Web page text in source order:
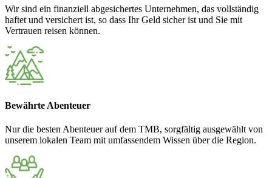
Wir sind ein finanziell abgesichertes Unternehmen, das vollständig
haftet und versichert ist, so dass Ihr Geld sicher ist und Sie mit
Vertrauen reisen können.
Bewährte Abenteuer
Nur die besten Abenteuer auf dem TMB, sorgfältig ausgewählt von
unserem lokalen Team mit umfassendem Wissen über die Region.